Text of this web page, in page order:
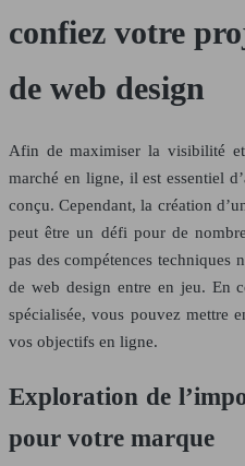
confiez votre
de web design
Afin de maximiser la visibilité
marché en ligne, il est essentiel
conçu. Cependant, la création
peut être un défi pour de
pas des compétences techniques
de web design entre en jeu. En
spécialisée, vous pouvez mettre
vos objectifs en ligne.
Exploration de
pour votre marque